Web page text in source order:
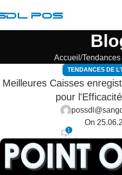
Accueil
TENDANCES DE
Meilleures Caisses
pour
On
1